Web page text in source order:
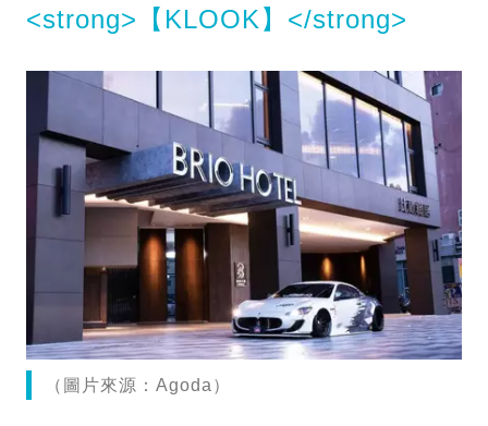
<strong>【KLOOK】</strong>
（圖片來源：Agoda）